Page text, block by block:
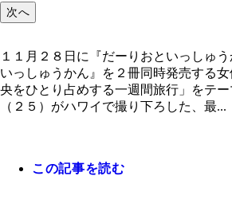
次へ
１１月２８日に『だーりおといっしゅ
いっしゅうかん』を２冊同時発売する
央をひとり占めする一週間旅行」をテ
（２５）がハワイで撮り下ろした、最...
この記事を読む